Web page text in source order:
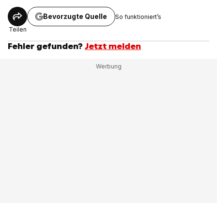
Teilen
Bevorzugte Quelle So funktioniert’s
Fehler gefunden? Jetzt melden